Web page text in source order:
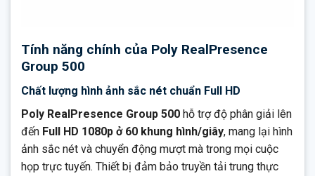
Tính năng chính của Poly RealPresence
Group 500
Chất lượng hình ảnh sắc nét chuẩn Full HD
Poly RealPresence Group 500 hỗ trợ độ phân giải lên
đến Full HD 1080p ở 60 khung hình/giây, mang lại hình
ảnh sắc nét và chuyển động mượt mà trong mọi cuộc
họp trực tuyến. Thiết bị đảm bảo truyền tải trung thực